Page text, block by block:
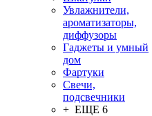
Увлажнители,
ароматизаторы,
диффузоры
Гаджеты и умный
дом
Фартуки
Свечи,
подсвечники
+ ЕЩЕ 6